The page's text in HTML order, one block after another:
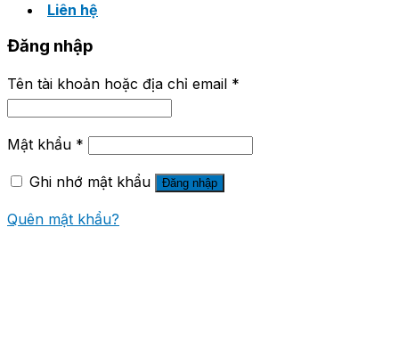
Liên hệ
Đăng nhập
Tên tài khoản hoặc địa chỉ email *
Mật khẩu *
Ghi nhớ mật khẩu Đăng nhập
Quên mật khẩu?